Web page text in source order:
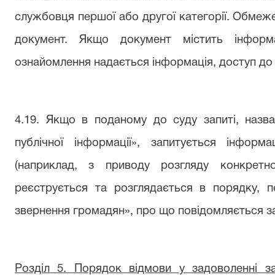
службовця першої або другої категорії.
документ. Якщо документ містить
ознайомлення надається інформація, доступ
4.19. Якщо в поданому до суду запиті,
публічної інформації», запитується
(наприклад, з приводу розгляду
реєструється та розглядається в порядку,
звернення громадян», про що повідомляється
Розділ 5. Порядок відмови у задоволенні